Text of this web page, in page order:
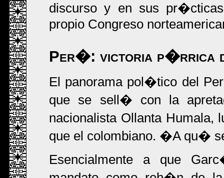
discurso y en sus
propio Congreso
Per�: victoria p�rrica
El panorama pol�tico del
que se sell� con la
nacionalista Ollanta
que el colombiano. �A qu�
Esencialmente a que